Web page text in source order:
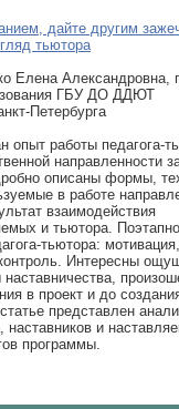
дайте другим
тьютора
Елена Александровна,
ГБУ ДО ДДЮТ
Петербурга
опыт работы педагога-
направленности
описаны формы,
в работе
взаимодействия
и тьютора. Поэтапно
тьютора: мотивация,
Интересны
в проект и до
представлен
наставников и
программы.